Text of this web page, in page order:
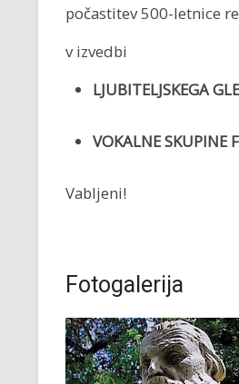
počastitev 500-letnice
v izvedbi
LJUBITELJSKEGA
VOKALNE SKUPINE
Vabljeni!
Fotogalerija